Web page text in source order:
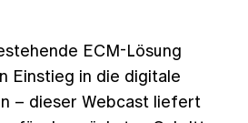
ECM-Lösung
Einstieg in die digitale
– dieser Webcast liefert